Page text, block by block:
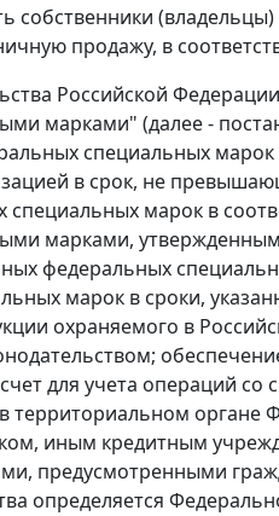
собственники
продажу, в
Российской
марками" (далее -
специальных марок
в срок, не
марок в
марками,
федеральных
марок в сроки,
охраняемого в
;
для учета операций
территориальном органе
иным кредитным
предусмотренными
определяется